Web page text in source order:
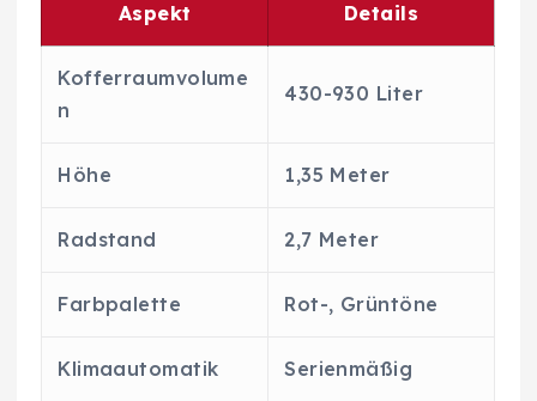
Aspekt Details
Kofferraumvolume
n
430-930 Liter
Höhe 1,35 Meter
Radstand 2,7 Meter
Farbpalette Rot-, Grüntöne
Klimaautomatik Serienmäßig